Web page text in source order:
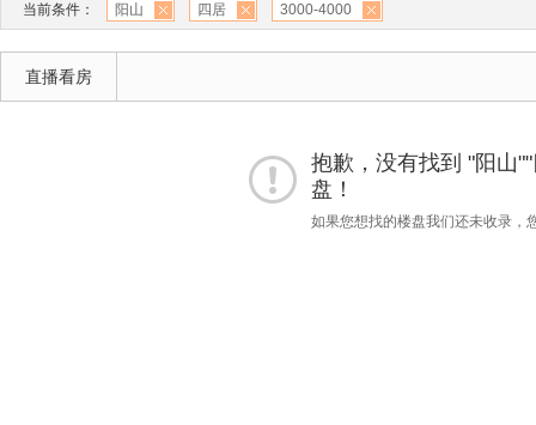
当前条件： 阳山 四居 3000-4000
直播看房
抱歉，没有找到 "阳山
盘！
如果您想找的楼盘我们还未收录，